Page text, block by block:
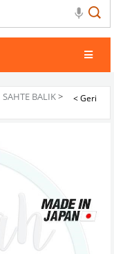
SAHTE BALIK>